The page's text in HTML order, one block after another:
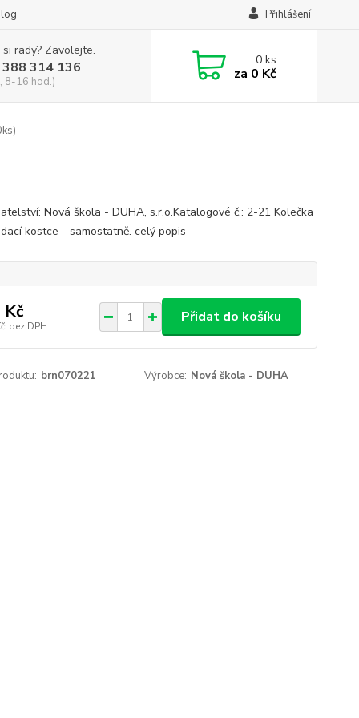
Přihlášení
rady? Zavolejte.
314 136
8-16 hod.)
0ks
za 0 Kč
Nová škola - DUHA, s.r.o.Katalogové č.: 2-21 Kolečka
kostce - samostatně. celý popis
Kč
bez DPH
Přidat do košíku
brn070221 Výrobce: Nová škola - DUHA